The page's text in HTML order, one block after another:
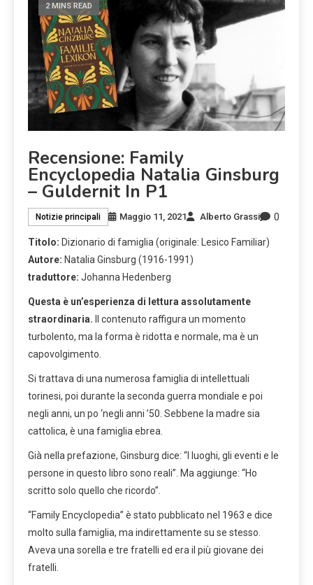
2 MINS READ
Recensione: Family
Encyclopedia Natalia Ginsburg
– Guldernit In P1
Notizie principali Maggio 11, 2021 Alberto Grassi 0
Titolo: Dizionario di famiglia (originale: Lesico Familiar)
Autore: Natalia Ginsburg (1916-1991)
traduttore: Johanna Hedenberg
Questa è un’esperienza di lettura assolutamente
straordinaria. Il contenuto raffigura un momento
turbolento, ma la forma è ridotta e normale, ma è un
capovolgimento.
Si trattava di una numerosa famiglia di intellettuali
torinesi, poi durante la seconda guerra mondiale e poi
negli anni, un po ‘negli anni ’50. Sebbene la madre sia
cattolica, è una famiglia ebrea.
Già nella prefazione, Ginsburg dice: “I luoghi, gli eventi e le
persone in questo libro sono reali”. Ma aggiunge: “Ho
scritto solo quello che ricordo”.
“Family Encyclopedia” è stato pubblicato nel 1963 e dice
molto sulla famiglia, ma indirettamente su se stesso.
Aveva una sorella e tre fratelli ed era il più giovane dei
fratelli.